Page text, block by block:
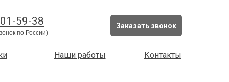
Заказать звонок
59-38
по России)
Контакты
Наши работы